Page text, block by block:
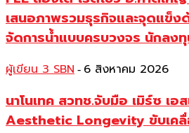
เสนอภาพรวมธุรกิจและจุดแข็ง
จัดการน้ำแบบครบวงจร นักลง
ผู้เขียน 3 SBN - 6 สิงหาคม 2026
นาโนเทค สวทช.จับมือ เมิร์ซ เอ
Aesthetic Longevity ขับเค